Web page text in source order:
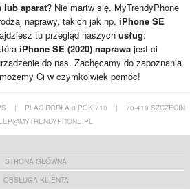
lub aparat? Nie martw się, MyTrendyPhone
naprawy, takich jak np. iPhone SE
tu przegląd naszych usług:
iPhone SE (2020) naprawa jest ci
do nas. Zachęcamy do zapoznania
Ci w czymkolwiek pomóc!
| PLAC RODŁA 8 POK 710 |
70-419 SZCZECIN
STRONA GŁÓWNA
OBSŁUGA KLIENTA